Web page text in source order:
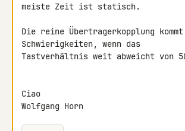
meiste Zeit ist statisch.
Die reine Übertragerkopplung
Schwierigkeiten, wenn das
Tastverhältnis weit abweicht von
Ciao